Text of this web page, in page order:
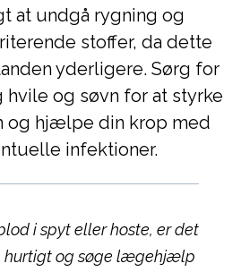
at undgå rygning og
stoffer, da dette
yderligere. Sørg for
og søvn for at styrke
og hjælpe din krop med
infektioner.
i spyt eller hoste, er det
hurtigt og søge lægehjælp